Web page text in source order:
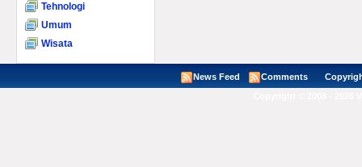
Tehnologi
Umum
Wisata
News Feed Comments Copyright